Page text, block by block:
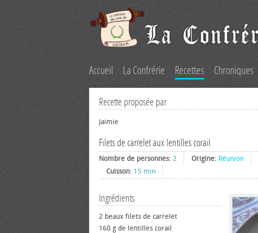
Accueil La Confrérie Recettes Chroniques
Recette proposée par
Jaimie
Filets de carrelet aux lentilles corail
Nombre de personnes: 2 Origine: Réunion
Cuisson: 15 min
Ingrédients
2 beaux filets de carrelet
160 g de lentilles corail